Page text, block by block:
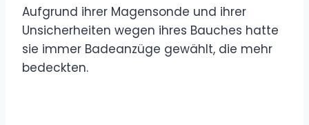
Aufgrund ihrer Magensonde und ihrer
Unsicherheiten wegen ihres Bauches hatte
sie immer Badeanzüge gewählt, die mehr
bedeckten.